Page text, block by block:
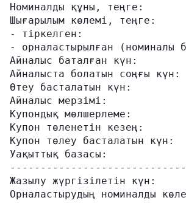
Номиналды құны, теңге:
Шығарылым көлемі, теңге:
- тіркелген:
- орналастырылған
Айналыс баталған күн:
Айналыста болатын соңғы
Өтеу басталатын күн:
Айналыс мерзімі:
Купондық мөлшерлеме:
Купон төленетін кезең:
Купон төлеу басталатын
Уақыттық базасы:
Жазылу жүргізілетін
Орналастырудың номиналды